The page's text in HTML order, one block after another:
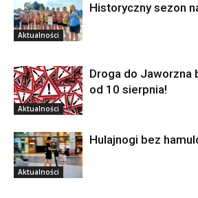
Aktualności
Historyczny sezon
Aktualności
Droga do Jaworzna
od 10 sierpnia!
Aktualności
Hulajnogi bez